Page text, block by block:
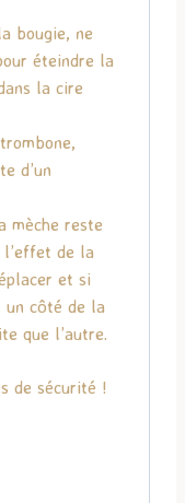
bougie, ne
éteindre la
la cire
d’un
mèche reste
l’effet de la
et si
un côté de la
que l’autre.
de sécurité !